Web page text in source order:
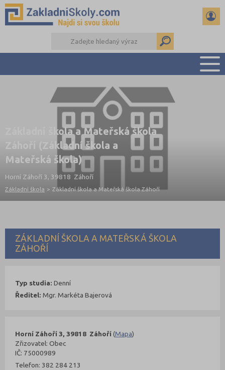
PŘEHLED ŠKOL
PŘIJÍMAČKY NA SŠ
RADY A ČLÁNKY
ČTENÁŘSKÝ DENÍK
DALŠÍ DRUHY ŠKOL
Základní škola a Mateřská škola
Záhoří (Základní škola a
Mateřská škola)
Horní Záhoří 3, 39818 Záhoří
Základní škola > Základní škola a Mateřská škola Záhoří
ZÁKLADNÍ ŠKOLA A MATEŘSKÁ ŠKOLA
ZÁHOŘÍ
Horní Záhoří 3, 39818 Záhoří(Mapa)
Zřizovatel: Obec
IČ: 75000989
Telefon: 382 284 213
Typ studia: Denní
Ředitel: Mgr. Markéta Bajerová